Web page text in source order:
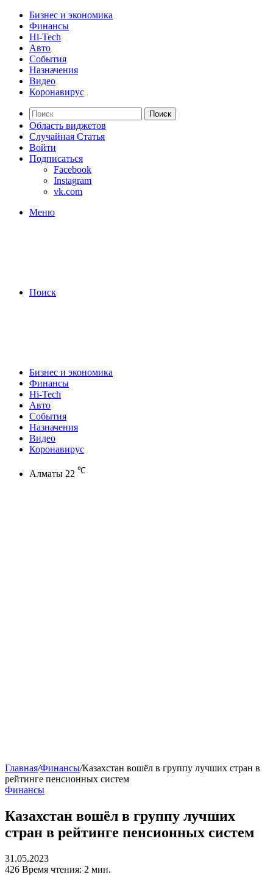
Бизнес и экономика
Финансы
Hi-Tech
Авто
События
Назначения
Видео
Коронавирус
Поиск
Область виджетов
Случайная Статья
Войти
Подписаться
Facebook
Instagram
vk.com
Меню
Поиск
Бизнес и экономика
Финансы
Hi-Tech
Авто
События
Назначения
Видео
Коронавирус
Алматы 22 ℃
Главная/Финансы/Казахстан вошёл в группу лучших стран в
рейтинге пенсионных систем
Финансы
Казахстан вошёл в группу лучших
стран в рейтинге пенсионных систем
31.05.2023
426 Время чтения: 2 мин.